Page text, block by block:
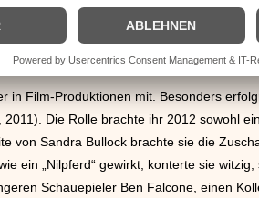
Für diese Sitcom-Serie übernahm
Gardell) in Selbsthilfegruppen und bei
in Film-Produktionen mit. Besonders
2011). Die Rolle brachte ihr 2012 sowohl
von Sandra Bullock brachte sie die
ein „Nilpferd“ gewirkt, konterte sie
Schauepieler Ben Falcone, einen